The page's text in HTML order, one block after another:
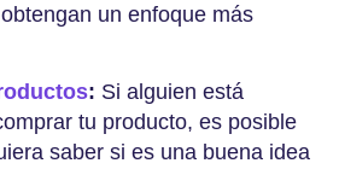
un enfoque más
: Si alguien está
tu producto, es posible
saber si es una buena idea